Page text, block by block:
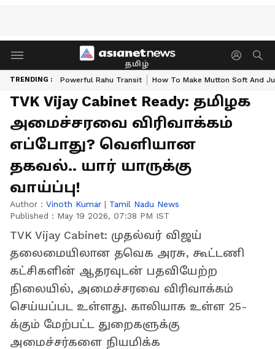
தமிழ்
TRENDING : Powerful Rahu Transit How To Make Mutton Soft And
TVK Vijay Cabinet Ready: தமிழக
அமைச்சரவை விரிவாக்கம்
எப்போது? வெளியான
தகவல்.. யார் யாருக்கு
வாய்ப்பு!
Author : Vinoth Kumar | Tamil Nadu News
Published : May 19 2026, 07:38 PM IST
TVK Vijay Cabinet: முதல்வர் விஜய்
தலைமையிலான தவெக அரசு, கூட்டணி
கட்சிகளின் ஆதரவுடன் பதவியேற்ற
நிலையில், அமைச்சரவை விரிவாக்கம்
செய்யப்பட உள்ளது. காலியாக உள்ள 25-
க்கும் மேற்பட்ட துறைகளுக்கு
அமைச்சர்களை நியமிக்க